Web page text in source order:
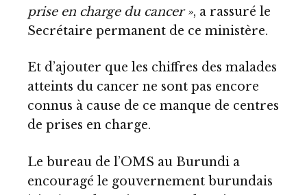
prise en charge du cancer », a rassuré le
Secrétaire permanent de ce ministère.
Et d’ajouter que les chiffres des malades
atteints du cancer ne sont pas encore
connus à cause de ce manque de centres
de prises en charge.
Le bureau de l’OMS au Burundi a
encouragé le gouvernement burundais